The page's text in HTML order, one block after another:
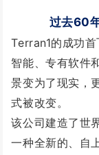
过去60
Terran1的成功
智能、专有软件
景变为了现实，
式被改变。
该公司建造了世
一种全新的、自